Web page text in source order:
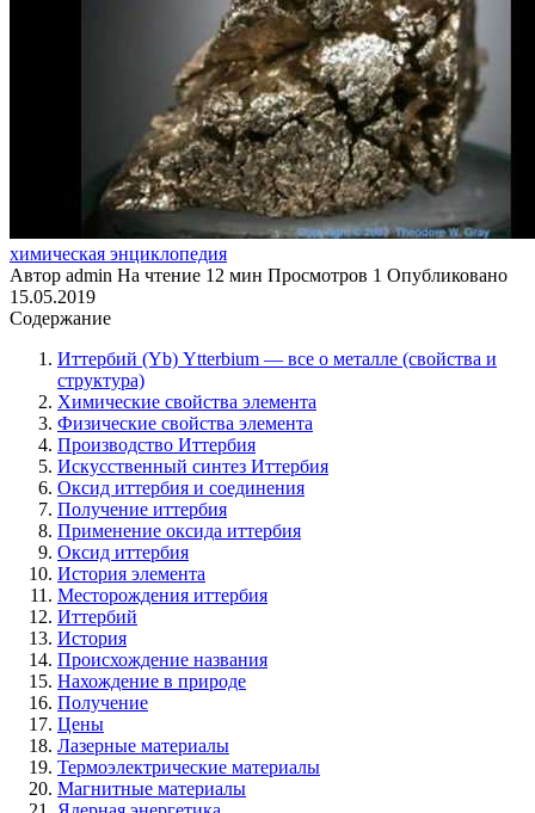
химическая энциклопедия
Автор admin На чтение 12 мин Просмотров 1 Опубликовано
15.05.2019
Содержание
Иттербий (Yb) Ytterbium — все о металле (свойства и
структура)
Химические свойства элемента
Физические свойства элемента
Производство Иттербия
Искусственный синтез Иттербия
Оксид иттербия и соединения
Получение иттербия
Применение оксида иттербия
Оксид иттербия
История элемента
Месторождения иттербия
Иттербий
История
Происхождение названия
Нахождение в природе
Получение
Цены
Лазерные материалы
Термоэлектрические материалы
Магнитные материалы